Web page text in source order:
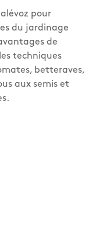
pour
du jardinage
de
techniques
betteraves,
aux semis et